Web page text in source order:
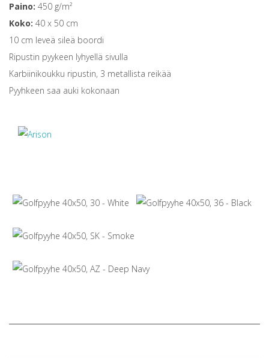
Paino: 450 g/m²
Koko: 40 x 50 cm
10 cm leveä sileä boordi
Ripustin pyykeen lyhyellä sivulla
Karbiinikoukku ripustin, 3 metallista reikää
Pyyhkeen saa auki kokonaan